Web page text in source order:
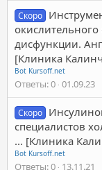
Скоро
окислительного
дисфункции.
[Клиника
Bot Kursoff.net
Ответы 0 01.09.23
Скоро
специалистов
... [Клиника
Bot Kursoff.net
Ответы 0 13.11.21